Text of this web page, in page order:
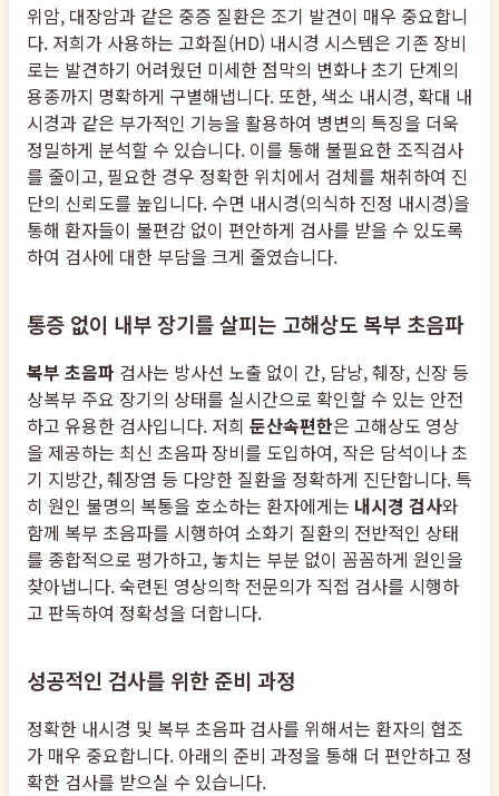
위암, 대장암과 같은 중증 질환은 조기 발견이 매우 중요합니
다. 저희가 사용하는 고화질(HD) 내시경 시스템은 기존 장비
로는 발견하기 어려웠던 미세한 점막의 변화나 초기 단계의
용종까지 명확하게 구별해냅니다. 또한, 색소 내시경, 확대 내
시경과 같은 부가적인 기능을 활용하여 병변의 특징을 더욱
정밀하게 분석할 수 있습니다. 이를 통해 불필요한 조직검사
를 줄이고, 필요한 경우 정확한 위치에서 검체를 채취하여 진
단의 신뢰도를 높입니다. 수면 내시경(의식하 진정 내시경)을
통해 환자들이 불편감 없이 편안하게 검사를 받을 수 있도록
하여 검사에 대한 부담을 크게 줄였습니다.
통증 없이 내부 장기를 살피는 고해상도 복부 초음파
복부 초음파 검사는 방사선 노출 없이 간, 담낭, 췌장, 신장 등
상복부 주요 장기의 상태를 실시간으로 확인할 수 있는 안전
하고 유용한 검사입니다. 저희 둔산속편한은 고해상도 영상
을 제공하는 최신 초음파 장비를 도입하여, 작은 담석이나 초
기 지방간, 췌장염 등 다양한 질환을 정확하게 진단합니다. 특
히 원인 불명의 복통을 호소하는 환자에게는 내시경 검사와
함께 복부 초음파를 시행하여 소화기 질환의 전반적인 상태
를 종합적으로 평가하고, 놓치는 부분 없이 꼼꼼하게 원인을
찾아냅니다. 숙련된 영상의학 전문의가 직접 검사를 시행하
고 판독하여 정확성을 더합니다.
성공적인 검사를 위한 준비 과정
정확한 내시경 및 복부 초음파 검사를 위해서는 환자의 협조
가 매우 중요합니다. 아래의 준비 과정을 통해 더 편안하고 정
확한 검사를 받으실 수 있습니다.